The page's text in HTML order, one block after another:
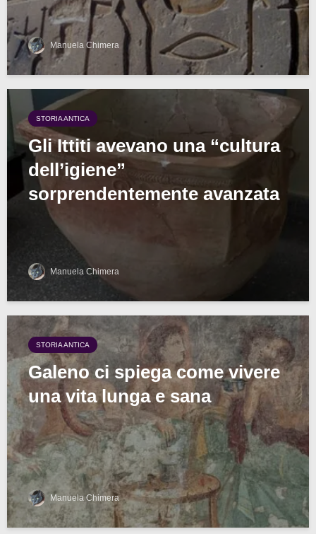
Manuela Chimera
STORIA ANTICA
Gli Ittiti avevano una “cultura
dell’igiene”
sorprendentemente avanzata
Manuela Chimera
STORIA ANTICA
Galeno ci spiega come vivere
una vita lunga e sana
Manuela Chimera